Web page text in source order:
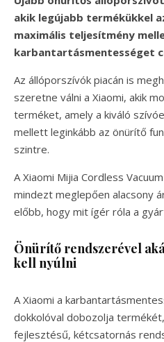
akik legújabb termékükkel
maximális teljesítmény
karbantartásmentességet
Az állóporszívók piacán is
szeretne válni a Xiaomi, akik
terméket, amely a kiváló
mellett leginkább az önürítő
szintre.
A Xiaomi Mijia Cordless
mindezt meglepően alacsony
előbb, hogy mit ígér róla a
Önürítő rendszerével
kell nyúlni
A Xiaomi a
dokkolóval dobozolja
fejlesztésű, kétcsatornás